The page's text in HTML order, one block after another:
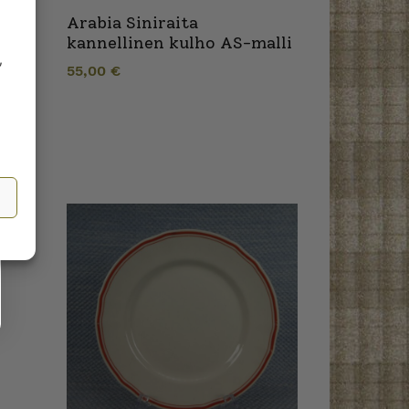
Arabia Siniraita
kannellinen kulho AS-malli
55,00 €